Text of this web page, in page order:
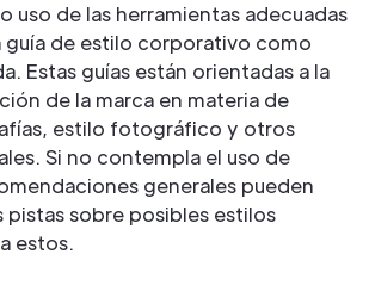
uso de las herramientas adecuadas
guía de estilo corporativo como
Estas guías están orientadas a la
de la marca en materia de
estilo fotográfico y otros
Si no contempla el uso de
generales pueden
pistas sobre posibles estilos
estos.